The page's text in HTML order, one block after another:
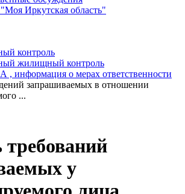
Иркутская область"
контроль
жилищный контроль
, информация о мерах ответственности
запрашиваемых в отношении
...
требований
у